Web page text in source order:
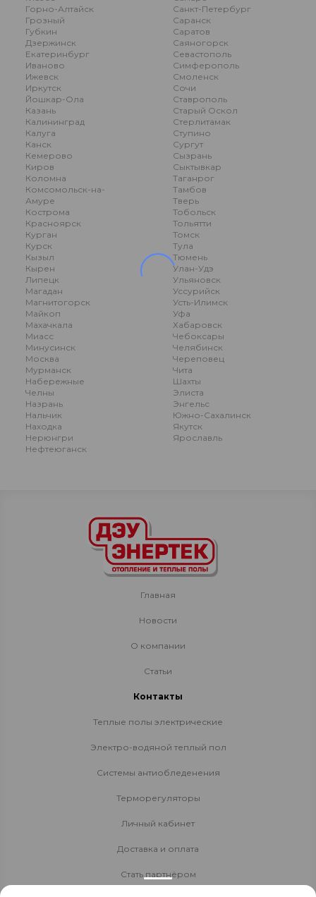
Горно-Алтайск
Грозный
Губкин
Дзержинск
Екатеринбург
Иваново
Ижевск
Иркутск
Йошкар-Ола
Казань
Калининград
Калуга
Канск
Кемерово
Киров
Коломна
Комсомольск-на-
Амуре
Кострома
Красноярск
Курган
Курск
Кызыл
Кырен
Липецк
Магадан
Магнитогорск
Майкоп
Махачкала
Миасс
Минусинск
Москва
Мурманск
Набережные
Челны
Назрань
Нальчик
Находка
Нерюнгри
Нефтеюганск
Санкт-Петербург
Саранск
Саратов
Саяногорск
Севастополь
Симферополь
Смоленск
Сочи
Ставрополь
Старый Оскол
Стерлитамак
Ступино
Сургут
Сызрань
Сыктывкар
Таганрог
Тамбов
Тверь
Тобольск
Тольятти
Томск
Тула
Тюмень
Улан-Удэ
Ульяновск
Уссурийск
Усть-Илимск
Уфа
Хабаровск
Чебоксары
Челябинск
Череповец
Чита
Шахты
Элиста
Энгельс
Южно-Сахалинск
Якутск
Ярославль
Главная
Новости
О компании
Статьи
Контакты
Теплые полы электрические
Электро-водяной теплый пол
Системы антиобледенения
Терморегуляторы
Личный кабинет
Доставка и оплата
Стать партнёром